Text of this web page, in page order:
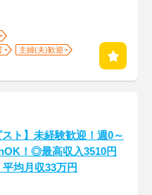
主婦(夫)歓迎
スト】未経験歓迎！週0～
！◎最高収入3510円
平均月収33万円